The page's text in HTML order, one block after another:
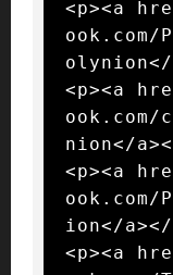
<p><a
olynion</
<p><a
nion</
<p><a
ion</a></
<p><a